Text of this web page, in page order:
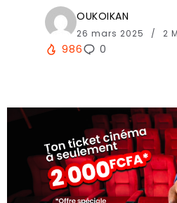
OUKOIKAN
26 mars 2025 2
986 0